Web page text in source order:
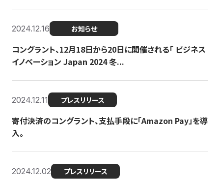
2024.12.16 お知らせ
コングラント、12月18日から20日に開催される「 ビジネス
イノベーション Japan 2024 冬...
2024.12.11 プレスリリース
寄付決済のコングラント、支払手段に「Amazon Pay」を導
入。
2024.12.02 プレスリリース